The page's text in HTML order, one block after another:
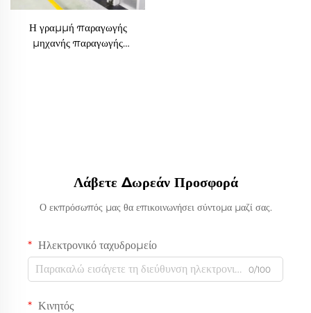
Η γραμμή παραγωγής
μηχανής παραγωγής
Λάβετε Δωρεάν Προσφορά
Ο εκπρόσωπός μας θα επικοινωνήσει σύντομα μαζί σας.
Ηλεκτρονικό ταχυδρομείο
0/100
Κινητός